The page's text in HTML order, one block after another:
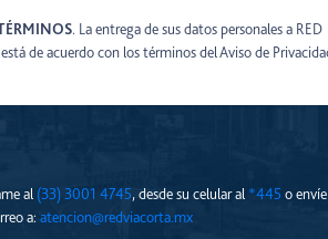
. La entrega de sus datos personales a RED
de acuerdo con los términos del Aviso de
al (33) 3001 4745, desde su celular al *445 o envíe
a: atencion@redviacorta.mx